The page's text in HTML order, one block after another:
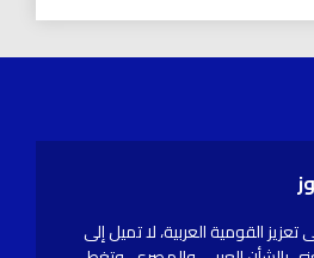
القومية العربية، لا تميل إلى